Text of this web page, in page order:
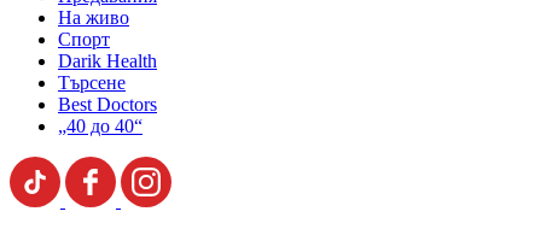
На живо
Спорт
Darik Health
Търсене
Best Doctors
„40 до 40“